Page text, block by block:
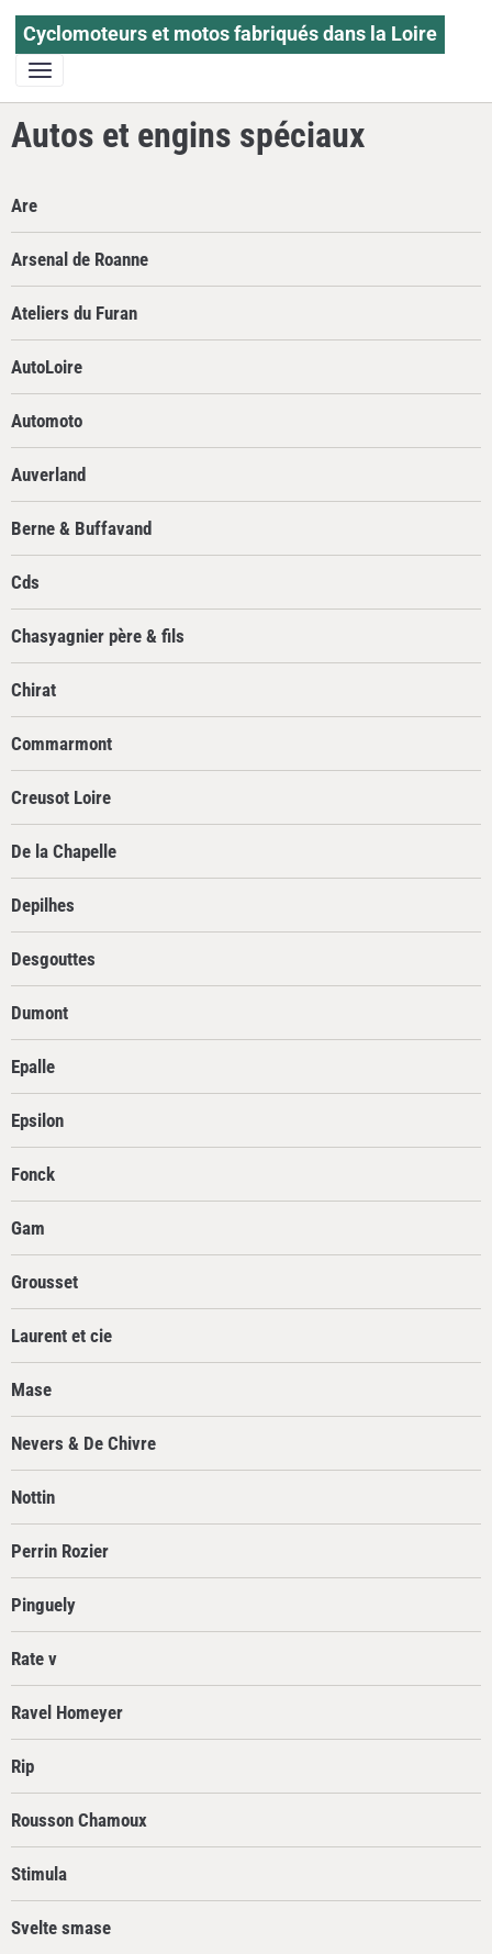
Cyclomoteurs et motos fabriqués dans la Loire
Autos et engins spéciaux
Are
Arsenal de Roanne
Ateliers du Furan
AutoLoire
Automoto
Auverland
Berne & Buffavand
Cds
Chasyagnier père & fils
Chirat
Commarmont
Creusot Loire
De la Chapelle
Depilhes
Desgouttes
Dumont
Epalle
Epsilon
Fonck
Gam
Grousset
Laurent et cie
Mase
Nevers & De Chivre
Nottin
Perrin Rozier
Pinguely
Rate v
Ravel Homeyer
Rip
Rousson Chamoux
Stimula
Svelte smase